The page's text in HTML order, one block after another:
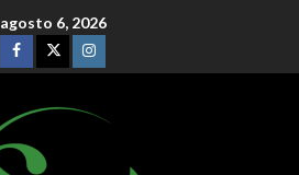
agosto 6, 2026